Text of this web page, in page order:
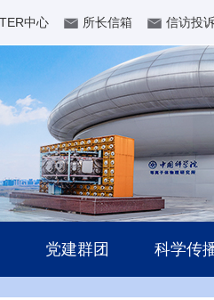
中心 所长信箱 信访投
党建群团 科学传